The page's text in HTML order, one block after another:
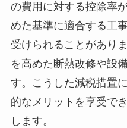
の費用に対する控除率
めた基準に適合する工
受けられることがあり
を高めた断熱改修や設
す。こうした減税措置
的なメリットを享受で
します。